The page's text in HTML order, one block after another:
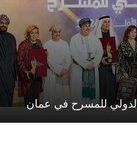
للمسرح في عمان